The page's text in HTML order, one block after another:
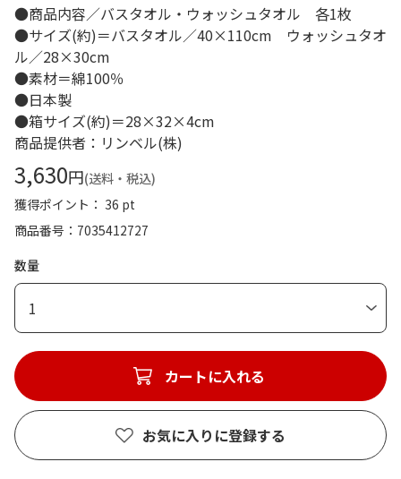
●商品内容／バスタオル・ウォッシュタオル 各1枚
●サイズ(約)＝バスタオル／40×110cm ウォッシュタオ
ル／28×30cm
●素材＝綿100％
●日本製
●箱サイズ(約)＝28×32×4cm
商品提供者：リンベル(株)
3,630円(送料・税込)
獲得ポイント： 36 pt
商品番号
7035412727
数量
1
カートに入れる
お気に入りに登録する